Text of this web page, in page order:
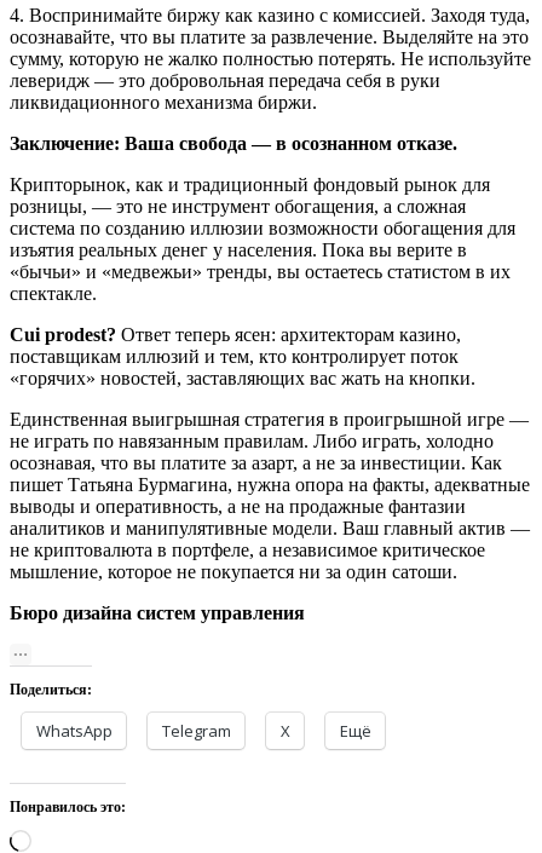
4. Воспринимайте биржу как казино с комиссией. Заходя туда,
осознавайте, что вы платите за развлечение. Выделяйте на это
сумму, которую не жалко полностью потерять. Не используйте
леверидж — это добровольная передача себя в руки
ликвидационного механизма биржи.
Заключение: Ваша свобода — в осознанном отказе.
Крипторынок, как и традиционный фондовый рынок для
розницы, — это не инструмент обогащения, а сложная
система по созданию иллюзии возможности обогащения для
изъятия реальных денег у населения. Пока вы верите в
«бычьи» и «медвежьи» тренды, вы остаетесь статистом в их
спектакле.
Cui prodest? Ответ теперь ясен: архитекторам казино,
поставщикам иллюзий и тем, кто контролирует поток
«горячих» новостей, заставляющих вас жать на кнопки.
Единственная выигрышная стратегия в проигрышной игре —
не играть по навязанным правилам. Либо играть, холодно
осознавая, что вы платите за азарт, а не за инвестиции. Как
пишет Татьяна Бурмагина, нужна опора на факты, адекватные
выводы и оперативность, а не на продажные фантазии
аналитиков и манипулятивные модели. Ваш главный актив —
не криптовалюта в портфеле, а независимое критическое
мышление, которое не покупается ни за один сатоши.
Бюро дизайна систем управления
Поделиться:
WhatsApp Telegram X Ещё
Понравилось это:
Загрузка…